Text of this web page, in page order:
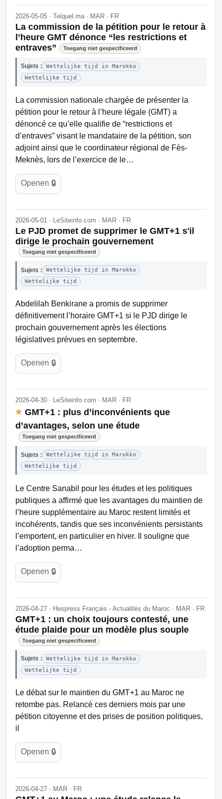
2026-05-05 · Telquel.ma · MAR · FR
La commission de la pétition pour le retour à
l’heure GMT dénonce “les restrictions et
entraves”
Toegang niet gespecificeerd
Sujets :
Wettelijke tijd in Marokko
Wettelijke tijd
La commission nationale chargée de présenter la
pétition pour le retour à l’heure légale (GMT) a
dénoncé ce qu’elle qualifie de “restrictions et
d’entraves” visant le mandataire de la pétition, son
adjoint ainsi que le coordinateur régional de Fès-
Meknès, lors de l’exercice de le…
Openen 🔒
2026-05-01 · LeSiteinfo.com · MAR · FR
Le PJD promet de supprimer le GMT+1 s'il
dirige le prochain gouvernement
Toegang niet gespecificeerd
Sujets :
Wettelijke tijd in Marokko
Wettelijke tijd
Abdelilah Benkirane a promis de supprimer
définitivement l’horaire GMT+1 si le PJD dirige le
prochain gouvernement après les élections
législatives prévues en septembre.
Openen 🔒
2026-04-30 · LeSiteinfo.com · MAR · FR
⭐ GMT+1 : plus d’inconvénients que
d’avantages, selon une étude
Toegang niet gespecificeerd
Sujets :
Wettelijke tijd in Marokko
Wettelijke tijd
Le Centre Sanabil pour les études et les politiques
publiques a affirmé que les avantages du maintien de
l’heure supplémentaire au Maroc restent limités et
incohérents, tandis que ses inconvénients persistants
l’emportent, en particulier en hiver. Il souligne que
l’adoption perma…
Openen 🔒
2026-04-27 · Hespress Français - Actualités du Maroc · MAR · FR
GMT+1 : un choix toujours contesté, une
étude plaide pour un modèle plus souple
Toegang niet gespecificeerd
Sujets :
Wettelijke tijd in Marokko
Wettelijke tijd
Le débat sur le maintien du GMT+1 au Maroc ne
retombe pas. Relancé ces derniers mois par une
pétition citoyenne et des prises de position politiques,
il
Openen 🔒
2026-04-27 · MAR · FR